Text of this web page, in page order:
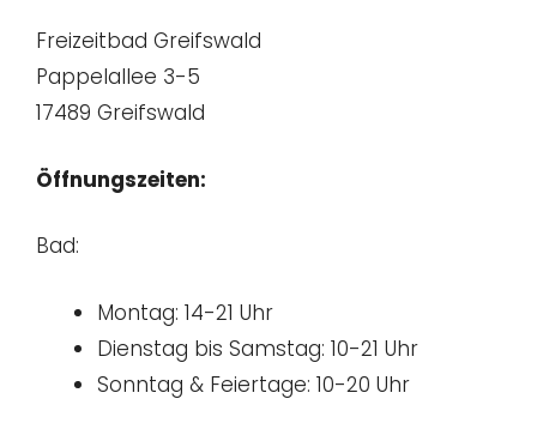
Freizeitbad Greifswald
Pappelallee 3-5
17489 Greifswald
Öffnungszeiten:
Bad:
Montag: 14-21 Uhr
Dienstag bis Samstag: 10-21 Uhr
Sonntag & Feiertage: 10-20 Uhr